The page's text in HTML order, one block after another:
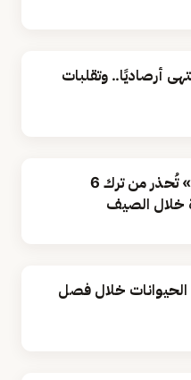
أرصاديًا.. وتقلبات
«قد تنفجر».. «الدفاع المدني» تُحذر من ترك 6
خلال الصيف
مع الحيوانات خلال فصل